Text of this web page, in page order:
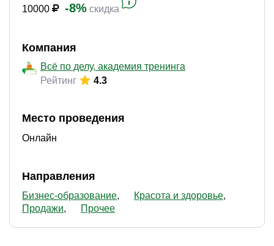
10000 -8% скидка
Компания
Всё по делу, академия тренинга
Рейтинг
4.3
Место проведения
Онлайн
Направления
Бизнес-образование
Красота и здоровье
Продажи
Прочее